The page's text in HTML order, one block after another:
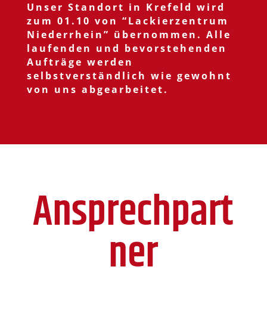
Unser Standort in Krefeld wird
zum 01.10 von “Lackierzentrum
Niederrhein” übernommen. Alle
laufenden und bevorstehenden
Aufträge werden
selbstverständlich wie gewohnt
von uns abgearbeitet.
Ansprechpart
ner